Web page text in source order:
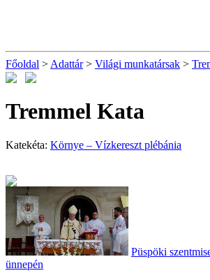
Főoldal > Adattár> Világi munkatársak >
Tremmel Kata
Katekéta: Környe – Vízkereszt plébánia
Püspöki
ünnepén